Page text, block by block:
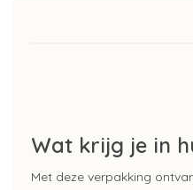
Wat krijg je in
Met deze verpakking